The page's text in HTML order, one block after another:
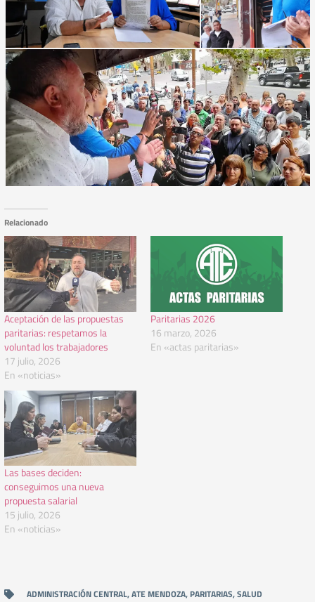
Relacionado
Aceptación de las propuestas
paritarias: respetamos la
voluntad los trabajadores
17 julio, 2026
En «noticias»
Paritarias 2026
16 marzo, 2026
En «actas paritarias»
Las bases deciden:
conseguimos una nueva
propuesta salarial
15 julio, 2026
En «noticias»
ADMINISTRACIÓN CENTRAL,ATE MENDOZA, PARITARIAS,SALUD